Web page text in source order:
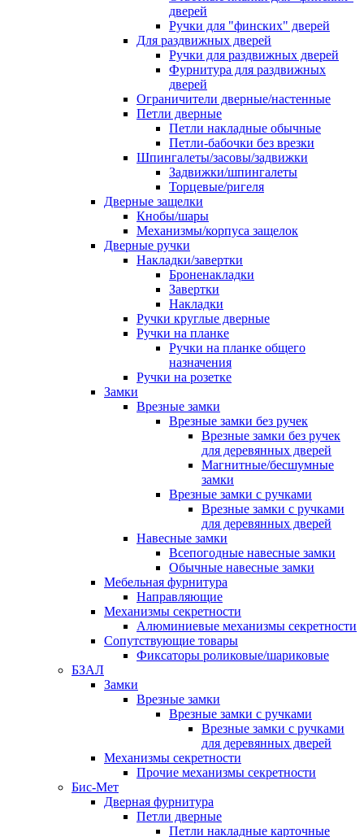
дверей
Ручки для "финских" дверей
Для раздвижных дверей
Ручки для раздвижных дверей
Фурнитура для раздвижных
дверей
Ограничители дверные/настенные
Петли дверные
Петли накладные обычные
Петли-бабочки без врезки
Шпингалеты/засовы/задвижки
Задвижки/шпингалеты
Торцевые/ригеля
Дверные защелки
Кнобы/шары
Механизмы/корпуса защелок
Дверные ручки
Накладки/завертки
Броненакладки
Завертки
Накладки
Ручки круглые дверные
Ручки на планке
Ручки на планке общего
назначения
Ручки на розетке
Замки
Врезные замки
Врезные замки без ручек
Врезные замки без ручек
для деревянных дверей
Магнитные/бесшумные
замки
Врезные замки с ручками
Врезные замки с ручками
для деревянных дверей
Навесные замки
Всепогодные навесные замки
Обычные навесные замки
Мебельная фурнитура
Направляющие
Механизмы секретности
Алюминиевые механизмы секретности
Сопутствующие товары
Фиксаторы роликовые/шариковые
БЗАЛ
Замки
Врезные замки
Врезные замки с ручками
Врезные замки с ручками
для деревянных дверей
Механизмы секретности
Прочие механизмы секретности
Бис-Мет
Дверная фурнитура
Петли дверные
Петли накладные карточные